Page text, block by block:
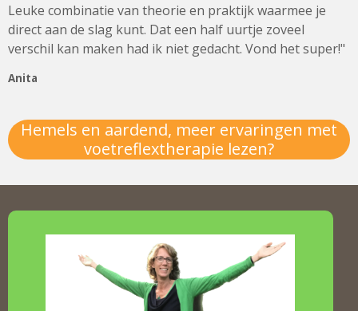
Leuke combinatie van theorie en praktijk waarmee je
direct aan de slag kunt. Dat een half uurtje zoveel
verschil kan maken had ik niet gedacht. Vond het super!"
Anita
Hemels en aardend, meer ervaringen met
voetreflextherapie lezen?